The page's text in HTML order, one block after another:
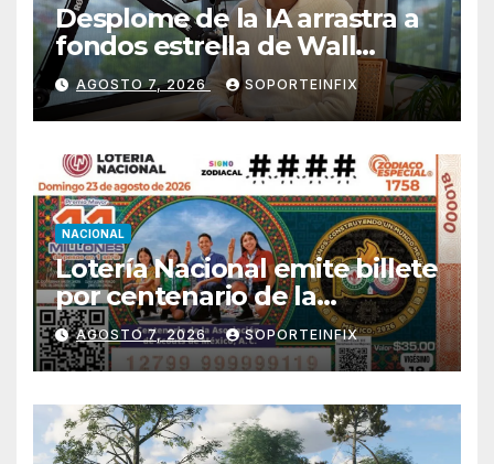
Desplome de la IA arrastra a
fondos estrella de Wall
Street
AGOSTO 7, 2026 SOPORTEINFIX
NACIONAL
Lotería Nacional emite billete
por centenario de la
Asociación de Scouts en
México
AGOSTO 7, 2026 SOPORTEINFIX